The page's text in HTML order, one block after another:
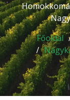
Főoldal